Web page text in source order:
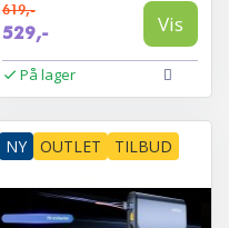
619,-
529,- Vis
På lager
NY OUTLET TILBUD